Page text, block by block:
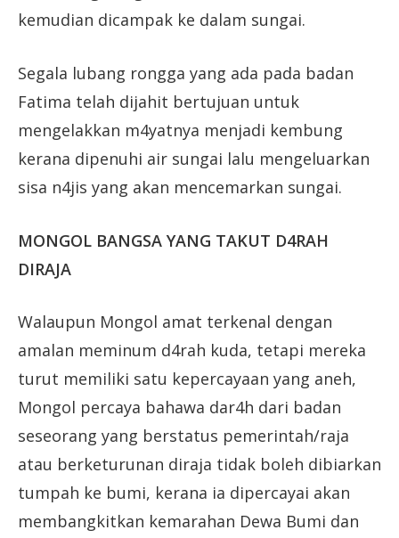
kemudian dicampak ke dalam sungai.
Segala lubang rongga yang ada pada badan
Fatima telah dijahit bertujuan untuk
mengelakkan m4yatnya menjadi kembung
kerana dipenuhi air sungai lalu mengeluarkan
sisa n4jis yang akan mencemarkan sungai.
MONGOL BANGSA YANG TAKUT D4RAH
DIRAJA
Walaupun Mongol amat terkenal dengan
amalan meminum d4rah kuda, tetapi mereka
turut memiliki satu kepercayaan yang aneh,
Mongol percaya bahawa dar4h dari badan
seseorang yang berstatus pemerintah/raja
atau berketurunan diraja tidak boleh dibiarkan
tumpah ke bumi, kerana ia dipercayai akan
membangkitkan kemarahan Dewa Bumi dan